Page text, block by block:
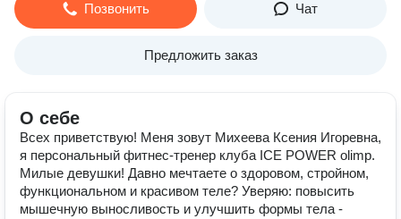
Позвонить Чат
Предложить заказ
О себе
Всех приветствую! Меня зовут Михеева Ксения Игоревна,
я персональный фитнес-тренер клуба ICE POWER olimp.
Милые девушки! Давно мечтаете о здоровом, стройном,
функциональном и красивом теле? Уверяю: повысить
мышечную выносливость и улучшить формы тела -